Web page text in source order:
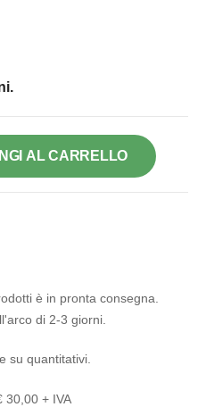
AL CARRELLO
è in pronta consegna.
di 2-3 giorni.
su quantitativi.
30,00 + IVA